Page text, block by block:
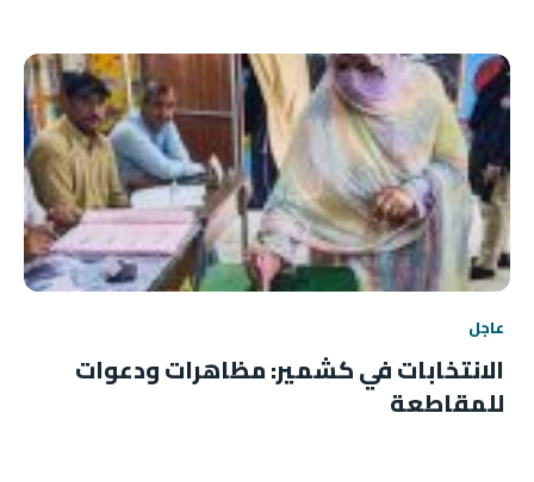
عاجل
الانتخابات في كشمير: مظاهرات ودعوات
للمقاطعة